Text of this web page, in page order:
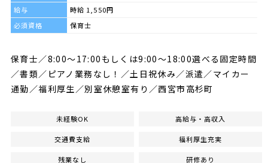
給与
時給 1,550円
必須資格
保育士
保育士／8:00～17:00もしくは9:00～18:00選べる固定時間
／書類／ピアノ業務なし！／土日祝休み／派遣／マイカー
通勤／福利厚生／別室休憩室有り／西宮市高杉町
未経験OK 高給与・高収入
交通費支給 福利厚生充実
残業なし 研修あり